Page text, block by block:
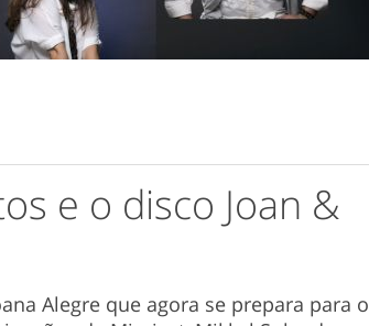
e o disco Joan &
Alegre que agora se prepara para o